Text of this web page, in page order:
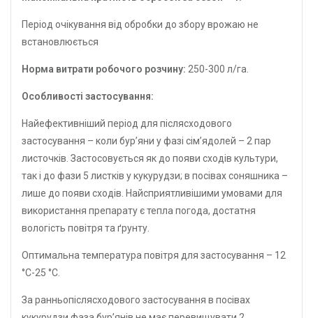
Період очікування від обробки до збору врожаю не
встановлюється
Норма витрати робочого розчину: 250-300 л/га.
Особливостi застосування:
Найефективніший період для післясходового
застосування – коли бур’яни у фазі сім’ядолей – 2 пар
листочків. Застосовується як до появи сходів культури,
так і до фази 5 листків у кукурудзи; в посівах соняшника –
лише до появи сходів. Найсприятливішими умовами для
використання препарату є тепла погода, достатня
вологість повітря та ґрунту.
Оптимальна температура повітря для застосування – 12
°С-25 °С.
За ранньопіслясходового застосування в посівах